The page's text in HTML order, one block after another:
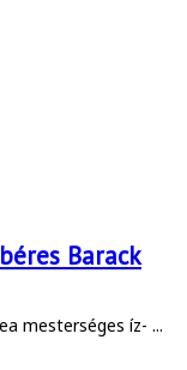
Barack
mesterséges íz- ...